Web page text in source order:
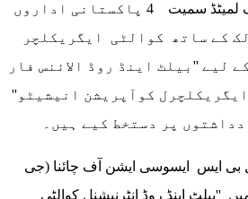
ستار ایگرو اینڈ لائیو اسٹاک لمیٹڈ سمیت 4 پاکستانی اداروں
کے ساتھ کوالٹی ایگریکلچر
لیے ''بیلٹ اینڈ روڈ الائنس فار
کوآپریشن انیشیٹو''
پر دستخط کیے ہیں۔
''بیلٹ اینڈ روڈ انٹرنیشنل کوالٹی